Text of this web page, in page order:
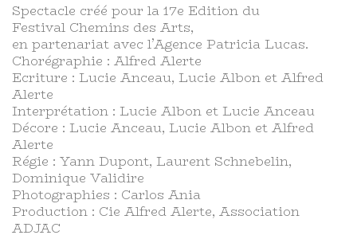
Spectacle créé pour la 17e Edition du
Festival Chemins des Arts,
en partenariat avec l’Agence Patricia Lucas.
Chorégraphie : Alfred Alerte
Ecriture : Lucie Anceau, Lucie Albon et Alfred
Alerte
Interprétation : Lucie Albon et Lucie Anceau
Décore : Lucie Anceau, Lucie Albon et Alfred
Alerte
Régie : Yann Dupont, Laurent Schnebelin,
Dominique Validire
Photographies : Carlos Ania​
Production : Cie Alfred Alerte, Association
ADJAC